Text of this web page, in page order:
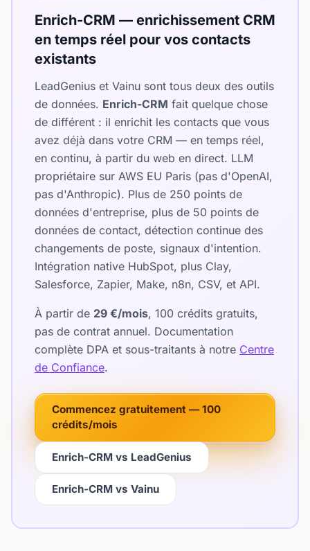
Enrich-CRM — enrichissement CRM
en temps réel pour vos contacts
existants
LeadGenius et Vainu sont tous deux des outils
de données. Enrich-CRM fait quelque chose
de différent : il enrichit les contacts que vous
avez déjà dans votre CRM — en temps réel,
en continu, à partir du web en direct. LLM
propriétaire sur AWS EU Paris (pas d'OpenAI,
pas d'Anthropic). Plus de 250 points de
données d'entreprise, plus de 50 points de
données de contact, détection continue des
changements de poste, signaux d'intention.
Intégration native HubSpot, plus Clay,
Salesforce, Zapier, Make, n8n, CSV, et API.
À partir de 29 €/mois, 100 crédits gratuits,
pas de contrat annuel. Documentation
complète DPA et sous-traitants à notre Centre
de Confiance.
Commencez gratuitement — 100
crédits/mois
Enrich-CRM vs LeadGenius
Enrich-CRM vs Vainu